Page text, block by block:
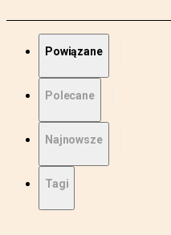
Powiązane
Polecane
Najnowsze
Tagi